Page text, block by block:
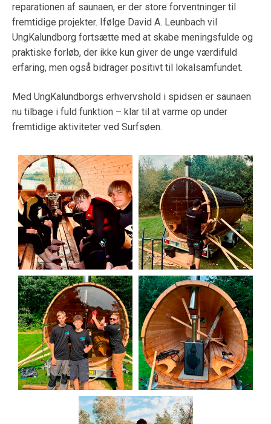
reparationen af saunaen, er der store forventninger til
fremtidige projekter. Ifølge David A. Leunbach vil
UngKalundborg fortsætte med at skabe meningsfulde og
praktiske forløb, der ikke kun giver de unge værdifuld
erfaring, men også bidrager positivt til lokalsamfundet.
Med UngKalundborgs erhvervshold i spidsen er saunaen
nu tilbage i fuld funktion – klar til at varme op under
fremtidige aktiviteter ved Surfsøen.